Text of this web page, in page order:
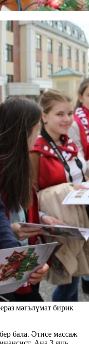
мәгълүмат бирик
бала. Әтисе массаж